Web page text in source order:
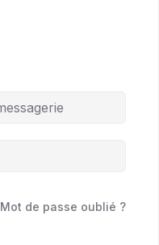
Mot de passe oublié ?